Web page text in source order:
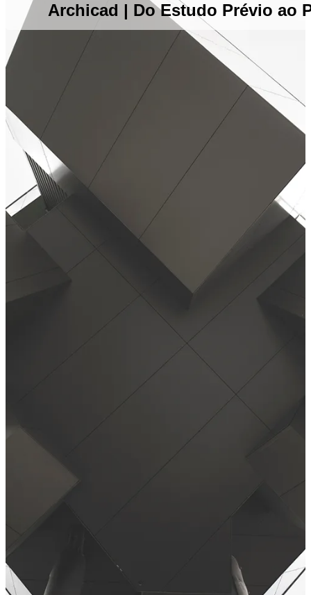
Archicad | Do Estudo Prévio ao